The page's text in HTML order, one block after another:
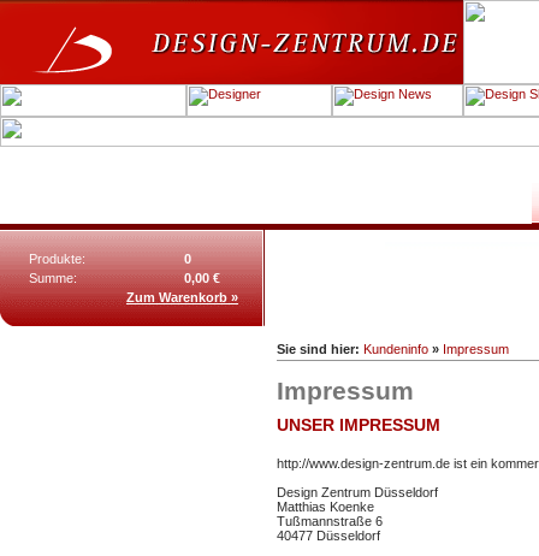
Produkte:
0
Summe:
0,00 €
Zum Warenkorb »
Sie sind hier: Kundeninfo » Impressum
Impressum
UNSER IMPRESSUM
http://www.design-zentrum.de ist ein
Design Zentrum Düsseldorf
Matthias Koenke
Tußmannstraße 6
40477 Düsseldorf